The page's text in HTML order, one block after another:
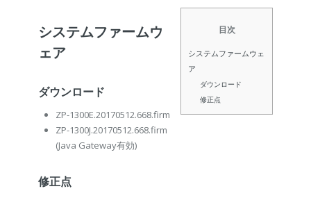
目次
システムファームウェ
ア
ダウンロード
修正点
システムファームウ
ェア
ダウンロード
ZP-1300E.20170512.668.firm
ZP-1300J.20170512.668.firm
(Java Gateway有効)
修正点